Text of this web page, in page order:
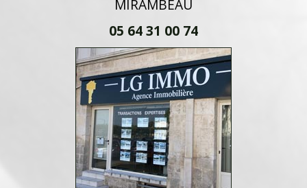
MIRAMBEAU
05 64 31 00 74